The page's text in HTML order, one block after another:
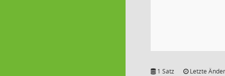
1 Satz Letzte